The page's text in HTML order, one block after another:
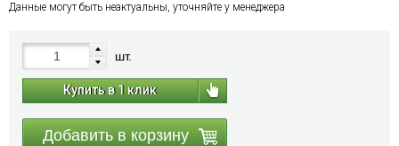
Данные могут быть неактуальны, уточняйте у менеджера
шт.
Купить в 1 клик
Добавить в корзину